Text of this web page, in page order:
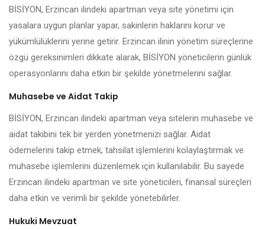
BİSİYON, Erzincan ilindeki apartman veya site yönetimi için
yasalara uygun planlar yapar, sakinlerin haklarını korur ve
yükümlülüklerini yerine getirir. Erzincan ilinin yönetim süreçlerine
özgü gereksinimleri dikkate alarak, BİSİYON yöneticilerin günlük
operasyonlarını daha etkin bir şekilde yönetmelerini sağlar.
Muhasebe ve Aidat Takip
BİSİYON, Erzincan ilindeki apartman veya sitelerin muhasebe ve
aidat takibini tek bir yerden yönetmenizi sağlar. Aidat
ödemelerini takip etmek, tahsilat işlemlerini kolaylaştırmak ve
muhasebe işlemlerini düzenlemek için kullanılabilir. Bu sayede
Erzincan ilindeki apartman ve site yöneticileri, finansal süreçleri
daha etkin ve verimli bir şekilde yönetebilirler.
Hukuki Mevzuat